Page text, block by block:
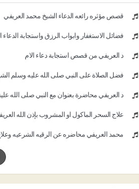
قصص مؤثره رائعه الدعاء الشيخ محمد العريفي
د العريفي من قصص استجابة دعاء الام
د العريفي محاضرة بعنوان مع النبي صلى الله
علاج السحر المأكول أو المشروب بإذن الله